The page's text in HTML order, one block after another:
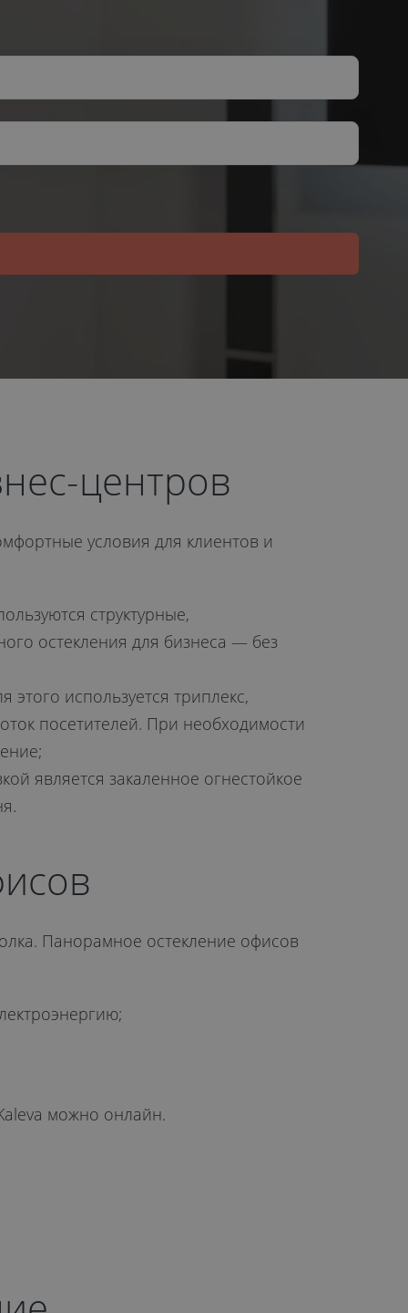
центров
условия для клиентов и
структурные,
остекления для бизнеса — без
используется триплекс,
посетителей. При необходимости
является закаленное огнестойкое
Панорамное остекление офисов
можно онлайн.